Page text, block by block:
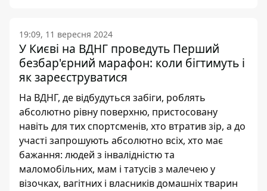
19:09, 11 вересня 2024
У Києві на ВДНГ проведуть Перший
безбар'єрний марафон: коли бігтимуть і
як зареєструватися
На ВДНГ, де відбудуться забіги, роблять
абсолютно рівну поверхню, пристосовану
навіть для тих спортсменів, хто втратив зір, а до
участі запрошують абсолютно всіх, хто має
бажання: людей з інвалідністю та
маломобільних, мам і татусів з малечею у
візочках, вагітних і власників домашніх тварин